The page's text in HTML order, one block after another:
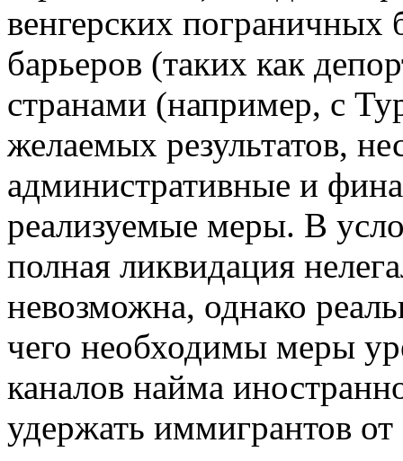
венгерских пограничных
барьеров (таких как
странами (например, с
желаемых результатов,
административные и
реализуемые меры. В
полная ликвидация
невозможна, однако
чего необходимы меры
каналов найма
удержать иммигрантов